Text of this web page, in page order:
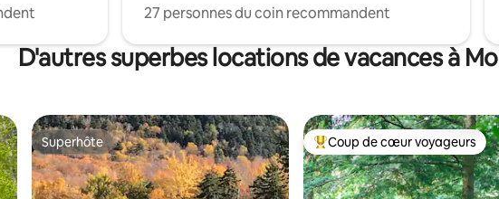
27 personnes du coin recommandent
D'autres superbes locations de vacances à
aimésSuperhôte
Superhôte Coup de cœur voyageurs
Coup de cœur voyageurs